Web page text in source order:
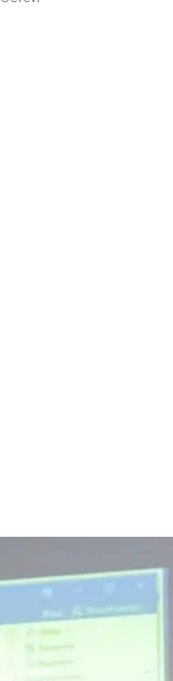
Языковед Ирина
и науки
сотрудничать